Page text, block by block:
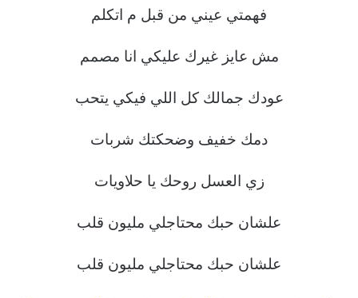
فهمتي عيني من قبل م اتكلم
مش عايز غيرك عليكي انا مصمم
عودك جمالك كل اللي فيكي يتحب
دمك خفيف وضحكتك شربات
زي العسل روحك يا حلاويات
علشان حبك محتاجلي مليون قلب
علشان حبك محتاجلي مليون قلب